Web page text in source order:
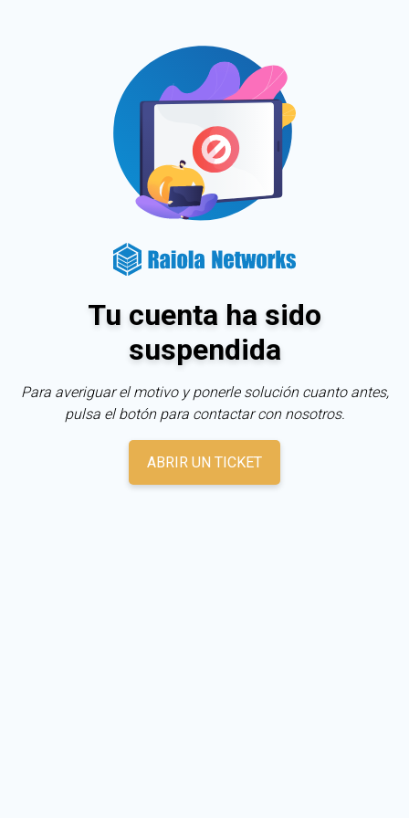
Tu cuenta ha sido
suspendida
Para averiguar el motivo y ponerle solución cuanto antes,
pulsa el botón para contactar con nosotros.
ABRIR UN TICKET